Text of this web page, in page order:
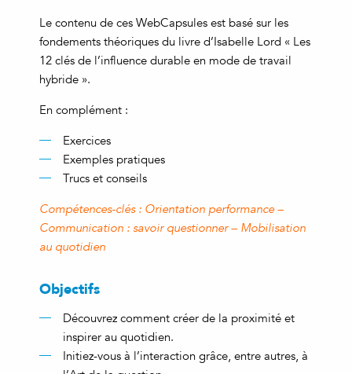
Le contenu de ces WebCapsules est basé sur les
fondements théoriques du livre d’Isabelle Lord « Les
12 clés de l’influence durable en mode de travail
hybride ».
En complément :
Exercices
Exemples pratiques
Trucs et conseils
Compétences-clés : Orientation performance –
Communication : savoir questionner – Mobilisation
au quotidien
Objectifs
Découvrez comment créer de la proximité et
inspirer au quotidien.
Initiez-vous à l’interaction grâce, entre autres, à